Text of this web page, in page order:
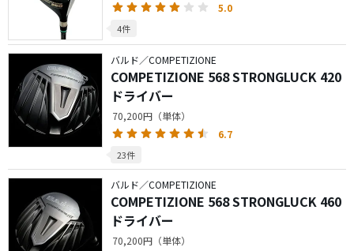
5.0
4件
バルド／COMPETIZIONE
COMPETIZIONE 568 STRONGLUCK 420
ドライバー
70,200円（単体）
6.7
23件
バルド／COMPETIZIONE
COMPETIZIONE 568 STRONGLUCK 460
ドライバー
70,200円（単体）